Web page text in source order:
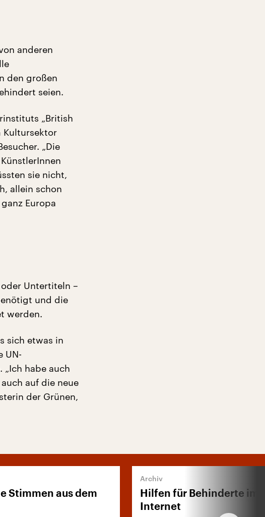
anderen
den großen
seien.
„British
Kultursektor
„Die
sie nicht,
allein schon
Europa
Untertiteln –
und die
werden.
sich etwas in
UN-
habe auch
auf die neue
der Grünen,
Stimmen aus dem
Hilfen für Behinderte im
Internet